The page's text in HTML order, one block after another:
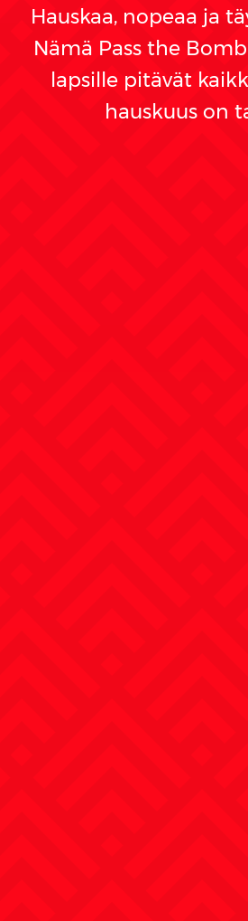
Hauskaa, nopeaa ja
Nämä Pass the
lapsille pitävät
hauskuus on